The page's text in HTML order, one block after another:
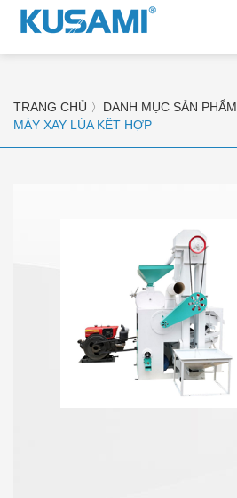
TRANG CHỦ 〉 DANH MỤC SẢN PHẨM
MÁY XAY LÚA KẾT HỢP